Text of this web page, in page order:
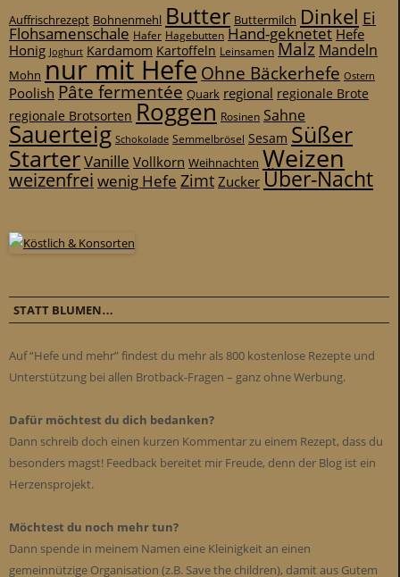
Auffrischrezept Bohnenmehl Butter Buttermilch Dinkel Ei
Flohsamenschale Hafer Hagebutten Hand-geknetet Hefe
Honig Joghurt Kardamom Kartoffeln Leinsamen Malz Mandeln
Mohn nur mit Hefe Ohne Bäckerhefe Ostern
Poolish Pâte fermentée Quark regional regionale Brote
regionale Brotsorten Roggen Rosinen Sahne
Sauerteig Schokolade Semmelbrösel Sesam Süßer
StarterVanille Vollkorn Weihnachten Weizen
weizenfrei wenig Hefe ZimtZuckerÜber-Nacht
STATT BLUMEN…
Auf “Hefe und mehr” findest du mehr als 800 kostenlose Rezepte und
Unterstützung bei allen Brotback-Fragen – ganz ohne Werbung.
Dafür möchtest du dich bedanken?
Dann schreib doch einen kurzen Kommentar zu einem Rezept, dass du
besonders magst! Feedback bereitet mir Freude, denn der Blog ist ein
Herzensprojekt.
Möchtest du noch mehr tun?
Dann spende in meinem Namen eine Kleinigkeit an einen
gemeinnützige Organisation (z.B. Save the children), damit aus Gutem